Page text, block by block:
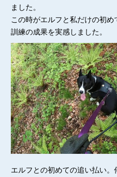
ました。
この時がエルフと私だけの初め
訓練の成果を実感しました。
エルフとの初めての追い払い。